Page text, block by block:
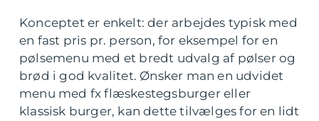
Konceptet er enkelt: der arbejdes typisk med
en fast pris pr. person, for eksempel for en
pølsemenu med et bredt udvalg af pølser og
brød i god kvalitet. Ønsker man en udvidet
menu med fx flæskestegsburger eller
klassisk burger, kan dette tilvælges for en lidt